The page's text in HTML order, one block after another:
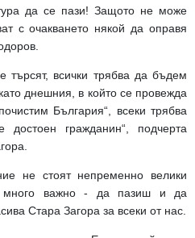
да се пази! Защото не може
с очакването някой да оправя
търсят, всички трябва да бъдем
днешния, в който се провежда
България“, всеки трябва
гражданин“, подчерта
не стоят непременно велики
важно - да пазиш и да
Стара Загора за всеки от нас.